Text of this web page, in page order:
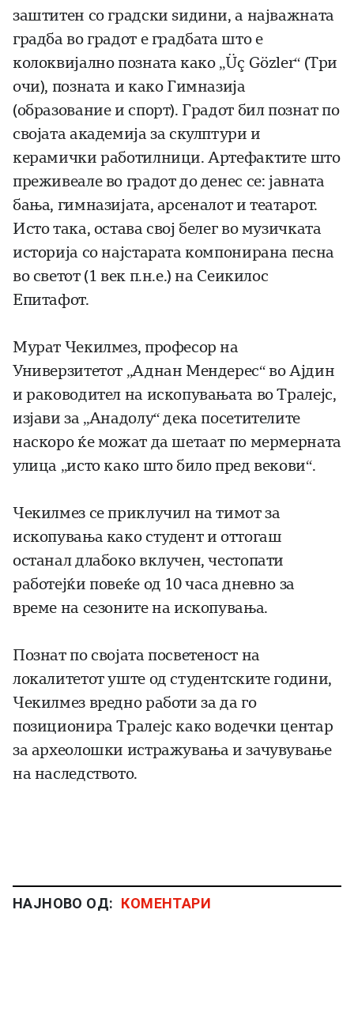
заштитен со градски ѕидини, а најважната
градба во градот е градбата што е
колоквијално позната како „Üç Gözler“ (Три
очи), позната и како Гимназија
(образование и спорт). Градот бил познат по
својата академија за скулптури и
керамички работилници. Артефактите што
преживеале во градот до денес се: јавната
бања, гимназијата, арсеналот и театарот.
Исто така, оставa свој белег во музичката
историја со најстарата компонирана песна
во светот (1 век п.н.е.) на Сеикилос
Епитафот.
Мурат Чекилмез, професор на
Универзитетот „Аднан Мендерес“ во Ајдин
и раководител на ископувањата во Тралејс,
изјави за „Анадолу“ дека посетителите
наскоро ќе можат да шетаат по мермерната
улица „исто како што било пред векови“.
Чекилмез се приклучил на тимот за
ископувања како студент и оттогаш
останал длабоко вклучен, честопати
работејќи повеќе од 10 часа дневно за
време на сезоните на ископувања.
Познат по својата посветеност на
локалитетот уште од студентските години,
Чекилмез вредно работи за да го
позиционира Тралејс како водечки центар
за археолошки истражувања и зачувување
на наследството.
НАЈНОВО ОД: КОМЕНТАРИ